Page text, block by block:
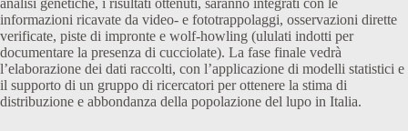
analisi genetiche, i risultati ottenuti, saranno integrati con le
informazioni ricavate da video- e fototrappolaggi, osservazioni dirette
verificate, piste di impronte e wolf-howling (ululati indotti per
documentare la presenza di cucciolate). La fase finale vedrà
l’elaborazione dei dati raccolti, con l’applicazione di modelli statistici e
il supporto di un gruppo di ricercatori per ottenere la stima di
distribuzione e abbondanza della popolazione del lupo in Italia.